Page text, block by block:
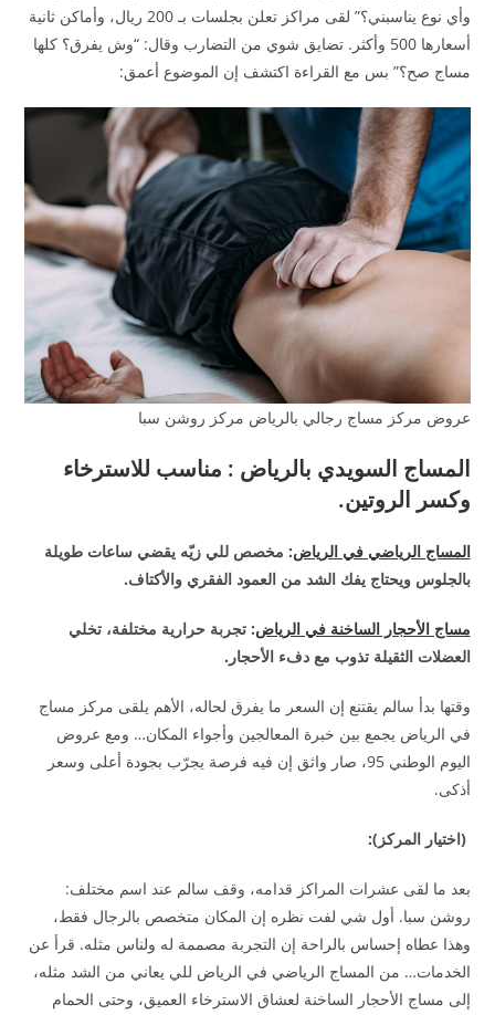
وأي نوع يناسبني؟” لقى مراكز تعلن بجلسات بـ 200 ريال، وأماكن ثانية
أسعارها 500 وأكثر. تضايق شوي من التضارب وقال: “وش يفرق؟ كلها
مساج صح؟” بس مع القراءة اكتشف إن الموضوع أعمق:
عروض مركز مساج رجالي بالرياض مركز روشن سبا
المساج السويدي بالرياض : مناسب للاسترخاء
وكسر الروتين.
المساج الرياضي في الرياض: مخصص للي زيّه يقضي ساعات طويلة
بالجلوس ويحتاج يفك الشد من العمود الفقري والأكتاف.
مساج الأحجار الساخنة في الرياض: تجربة حرارية مختلفة، تخلي
العضلات الثقيلة تذوب مع دفء الأحجار.
وقتها بدأ سالم يقتنع إن السعر ما يفرق لحاله، الأهم يلقى مركز مساج
في الرياض يجمع بين خبرة المعالجين وأجواء المكان… ومع عروض
اليوم الوطني 95، صار واثق إن فيه فرصة يجرّب بجودة أعلى وسعر
أذكى.
(اختيار المركز):
بعد ما لقى عشرات المراكز قدامه، وقف سالم عند اسم مختلف:
روشن سبا. أول شي لفت نظره إن المكان متخصص بالرجال فقط،
وهذا عطاه إحساس بالراحة إن التجربة مصممة له ولناس مثله. قرأ عن
الخدمات… من المساج الرياضي في الرياض للي يعاني من الشد مثله،
إلى مساج الأحجار الساخنة لعشاق الاسترخاء العميق، وحتى الحمام